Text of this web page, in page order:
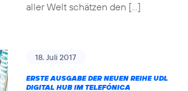
aller Welt schätzen den […]
18. Juli 2017
ERSTE AUSGABE DER NEUEN REIHE UDL
DIGITAL HUB IM TELEFÓNICA